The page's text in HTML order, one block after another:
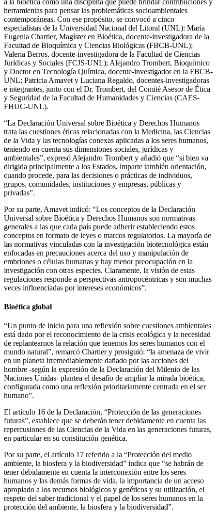
herramientas para pensar las problemáticas socioambientales
contemporáneas. Con ese propósito, se convocó a cinco
especialistas de la Universidad Nacional del Litoral (UNL): María
Eugenia Chartier, Magíster en Bioética, docente-investigadora de la
Facultad de Bioquímica y Ciencias Biológicas (FBCB-UNL);
Valeria Berros, docente-investigadora de la Facultad de Ciencias
Jurídicas y Sociales (FCJS-UNL); Alejandro Trombert, Bioquímico
y Doctor en Tecnología Química, docente-investigador en la FBCB-
UNL; Patricia Amavet y Luciana Regaldo, docentes-investigadoras
e integrantes, junto con el Dr. Trombert, del Comité Asesor de Ética
y Seguridad de la Facultad de Humanidades y Ciencias (CAES-
FHUC-UNL).
“La Declaración Universal sobre Bioética y Derechos Humanos
trata las cuestiones éticas relacionadas con la Medicina, las Ciencias
de la Vida y las tecnologías conexas aplicadas a los seres humanos,
teniendo en cuenta sus dimensiones sociales, jurídicas y
ambientales”, expresó Alejandro Trombert y añadió que “si bien va
dirigida principalmente a los Estados, imparte también orientación,
cuando procede, para las decisiones o prácticas de individuos,
grupos, comunidades, instituciones y empresas, públicas y
privadas”.
Por su parte, Amavet indicó: “Los conceptos de la Declaración
Universal sobre Bioética y Derechos Humanos son normativas
generales a las que cada país puede adherir estableciendo estos
conceptos en formato de leyes o marcos regulatorios. La mayoría de
las normativas vinculadas con la investigación biotecnológica están
enfocadas en precauciones acerca del uso y manipulación de
embriones o células humanas y hay menor preocupación en la
investigación con otras especies. Claramente, la visión de estas
regulaciones responde a perspectivas antropocéntricas y son muchas
veces influenciadas por intereses económicos”.
Bioética global
“Un punto de inicio para una reflexión sobre cuestiones ambientales
está dado por el reconocimiento de la crisis ecológica y la necesidad
de replantearnos la relación que tenemos los seres humanos con el
mundo natural”, remarcó Chartier y prosiguió: “la amenaza de vivir
en un planeta irremediablemente dañado por las acciones del
hombre -según la expresión de la Declaración del Milenio de las
Naciones Unidas- plantea el desafío de ampliar la mirada bioética,
configurada como una reflexión prioritariamente centrada en el ser
humano”.
El artículo 16 de la Declaración, “Protección de las generaciones
futuras”, establece que se deberán tener debidamente en cuenta las
repercusiones de las Ciencias de la Vida en las generaciones futuras,
en particular en su constitución genética.
Por su parte, el artículo 17 referido a la “Protección del medio
ambiente, la biosfera y la biodiversidad” indica que “se habrán de
tener debidamente en cuenta la interconexión entre los seres
humanos y las demás formas de vida, la importancia de un acceso
apropiado a los recursos biológicos y genéticos y su utilización, el
respeto del saber tradicional y el papel de los seres humanos en la
protección del ambiente, la biosfera y la biodiversidad”.